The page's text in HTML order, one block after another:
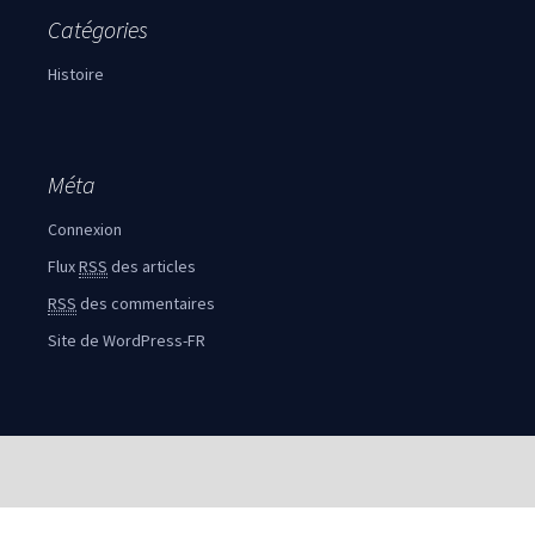
Catégories
Histoire
Méta
Connexion
FluxRSS des articles
RSS des commentaires
Site de WordPress-FR